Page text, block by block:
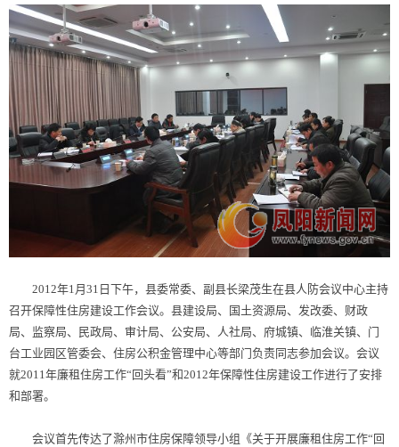
2012年1月31日下午，县委常委、副县长梁茂生在县人防会议中心主持
召开保障性住房建设工作会议。县建设局、国土资源局、发改委、财政
局、监察局、民政局、审计局、公安局、人社局、府城镇、临淮关镇、门
台工业园区管委会、住房公积金管理中心等部门负责同志参加会议。会议
就2011年廉租住房工作“回头看”和2012年保障性住房建设工作进行了安排
和部署。
会议首先传达了滁州市住房保障领导小组《关于开展廉租住房工作“回